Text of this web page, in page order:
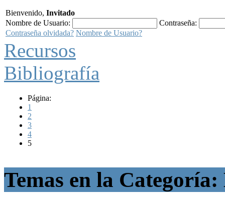
Bienvenido, Invitado
Nombre de Usuario:
Contraseña:
Contraseña olvidada? Nombre de Usuario?
Recursos
Bibliografía
Página:
1
2
3
4
5
Temas en la